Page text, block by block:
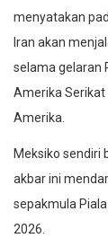
menyatakan
Iran akan
selama gelaran
Amerika Serikat
Amerika.
Meksiko sendiri
akbar ini
sepakmula
2026.